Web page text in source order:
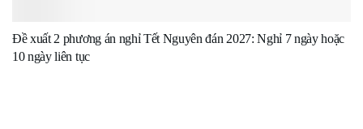
Đề xuất 2 phương án nghỉ Tết Nguyên đán 2027: Nghỉ 7 ngày hoặc
10 ngày liên tục